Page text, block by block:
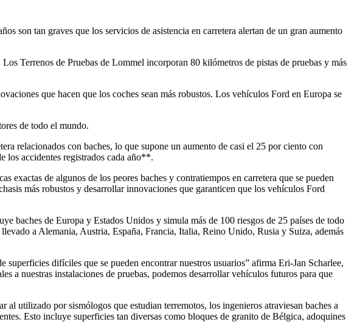
son tan graves que los servicios de asistencia en carretera alertan de un gran aumento
Terrenos de Pruebas de Lommel incorporan 80 kilómetros de pistas de pruebas y más
que hacen que los coches sean más robustos. Los vehículos Ford en Europa se
de todo el mundo.
relacionados con baches, lo que supone un aumento de casi el 25 por ciento con
los accidentes registrados cada año**.
de algunos de los peores baches y contratiempos en carretera que se pueden
más robustos y desarrollar innovaciones que garanticen que los vehículos Ford
baches de Europa y Estados Unidos y simula más de 100 riesgos de 25 países de todo
a Alemania, Austria, España, Francia, Italia, Reino Unido, Rusia y Suiza, además
difíciles que se pueden encontrar nuestros usuarios” afirma Eri-Jan Scharlee,
a nuestras instalaciones de pruebas, podemos desarrollar vehículos futuros para que
utilizado por sismólogos que estudian terremotos, los ingenieros atraviesan baches a
Esto incluye superficies tan diversas como bloques de granito de Bélgica, adoquines